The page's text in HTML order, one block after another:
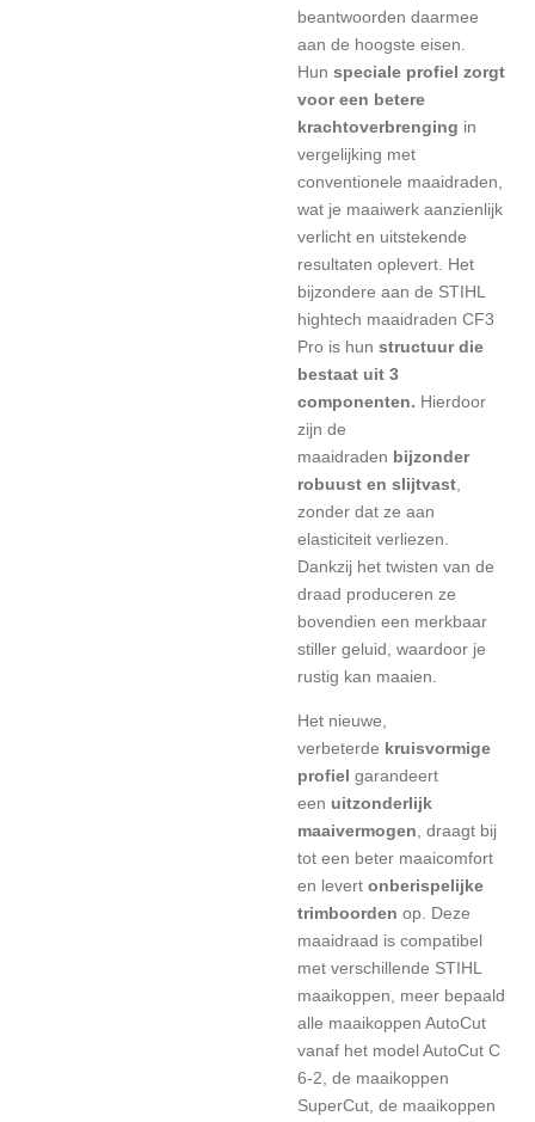
beantwoorden daarmee
aan de hoogste eisen.
Hun speciale profiel zorgt
voor een betere
krachtoverbrenging in
vergelijking met
conventionele maaidraden,
wat je maaiwerk aanzienlijk
verlicht en uitstekende
resultaten oplevert. Het
bijzondere aan de STIHL
hightech maaidraden CF3
Pro is hun structuur die
bestaat uit 3
componenten. Hierdoor
zijn de
maaidraden bijzonder
robuust en slijtvast
zonder dat ze aan
elasticiteit verliezen.
Dankzij het twisten van de
draad produceren ze
bovendien een merkbaar
stiller geluid, waardoor je
rustig kan maaien.
Het nieuwe,
verbeterde kruisvormige
profiel garandeert
een uitzonderlijk
maaivermogen , draagt bij
tot een beter maaicomfort
en levert onberispelijke
trimboorden op. Deze
maaidraad is compatibel
met verschillende STIHL
maaikoppen, meer bepaald
alle maaikoppen AutoCut
vanaf het model AutoCut C
6-2, de maaikoppen
SuperCut, de maaikoppen